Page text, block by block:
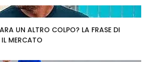
UN ALTRO COLPO? LA FRASE DI
MERCATO